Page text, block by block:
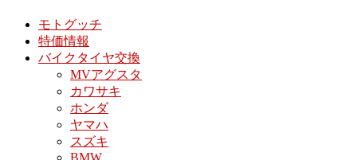
モトグッチ
特価情報
バイクタイヤ交換
MVアグスタ
カワサキ
ホンダ
ヤマハ
スズキ
BMW